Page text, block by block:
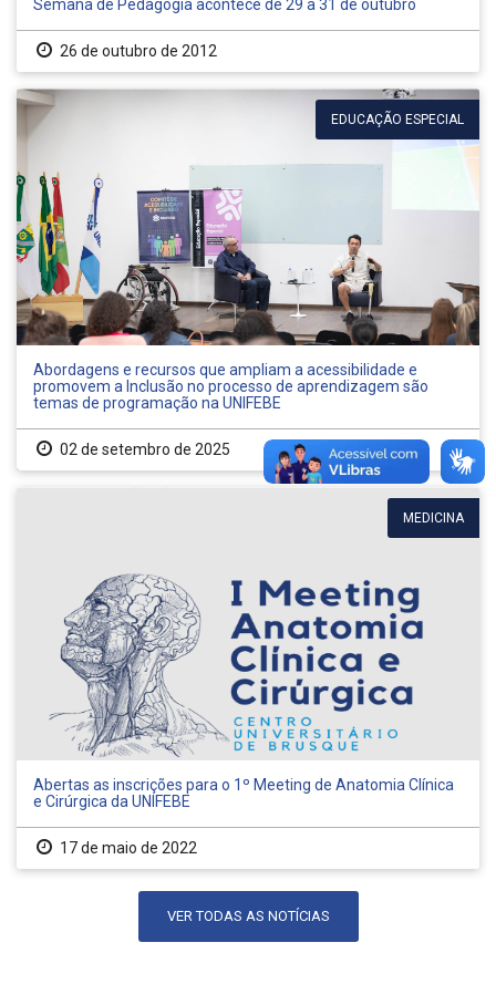
Semana de Pedagogia acontece de 29 a 31 de outubro
26 de outubro de 2012
EDUCAÇÃO ESPECIAL
Abordagens e recursos que ampliam a acessibilidade e
promovem a Inclusão no processo de aprendizagem são
temas de programação na UNIFEBE
02 de setembro de 2025
MEDICINA
Abertas as inscrições para o 1º Meeting de Anatomia Clínica
e Cirúrgica da UNIFEBE
17 de maio de 2022
VER TODAS AS NOTÍCIAS